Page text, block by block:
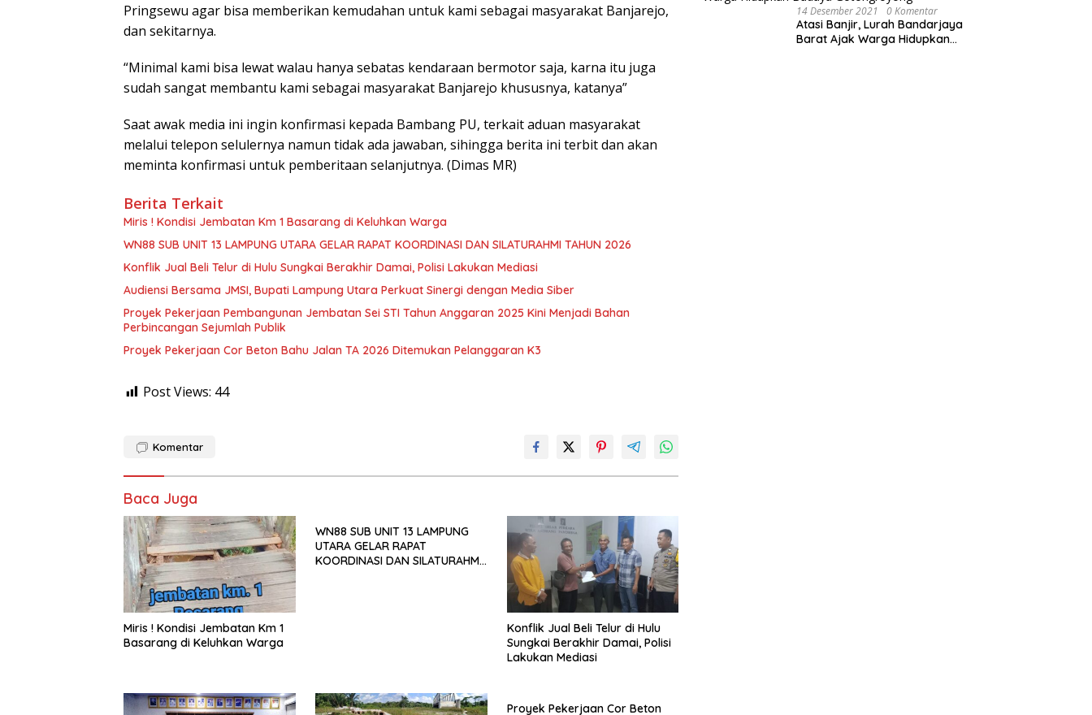
Pringsewu agar bisa memberikan kemudahan untuk kami sebagai masyarakat Banjarejo,
dan sekitarnya.
“Minimal kami bisa lewat walau hanya sebatas kendaraan bermotor saja, karna itu juga
sudah sangat membantu kami sebagai masyarakat Banjarejo khususnya, katanya”
Saat awak media ini ingin konfirmasi kepada Bambang PU, terkait aduan masyarakat
melalui telepon selulernya namun tidak ada jawaban, sihingga berita ini terbit dan akan
meminta konfirmasi untuk pemberitaan selanjutnya. (Dimas MR)
Berita Terkait
Miris ! Kondisi Jembatan Km 1 Basarang di Keluhkan Warga
WN88 SUB UNIT 13 LAMPUNG UTARA GELAR RAPAT KOORDINASI DAN SILATURAHMI TAHUN 2026
Konflik Jual Beli Telur di Hulu Sungkai Berakhir Damai, Polisi Lakukan Mediasi
Audiensi Bersama JMSI, Bupati Lampung Utara Perkuat Sinergi dengan Media Siber
Proyek Pekerjaan Pembangunan Jembatan Sei STI Tahun Anggaran 2025 Kini Menjadi Bahan
Perbincangan Sejumlah Publik
Proyek Pekerjaan Cor Beton Bahu Jalan TA 2026 Ditemukan Pelanggaran K3
Post Views: 44
Komentar
Baca Juga
Miris ! Kondisi Jembatan Km 1
Basarang di Keluhkan Warga
WN88 SUB UNIT 13 LAMPUNG
UTARA GELAR RAPAT
KOORDINASI DAN SILATURAHMI
Konflik Jual Beli Telur di Hulu
Sungkai Berakhir Damai, Polisi
Lakukan Mediasi
Proyek Pekerjaan Cor Beton
14 Desember 2021 0 Komentar
Atasi Banjir, Lurah Bandarjaya
Barat Ajak Warga Hidupkan